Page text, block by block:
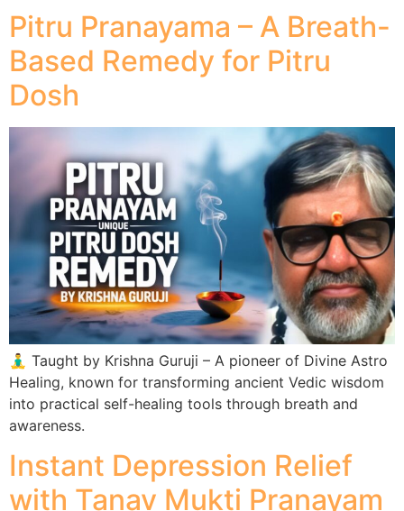
Pitru Pranayama – A Breath-
Based Remedy for Pitru
Dosh
🧘‍♂️ Taught by Krishna Guruji – A pioneer of Divine Astro
Healing, known for transforming ancient Vedic wisdom
into practical self-healing tools through breath and
awareness.
Instant Depression Relief
with Tanav Mukti Pranayam